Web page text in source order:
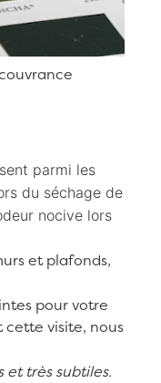
parmi les
du séchage de
nocive lors
et plafonds,
pour votre
cette visite, nous
et très subtiles.